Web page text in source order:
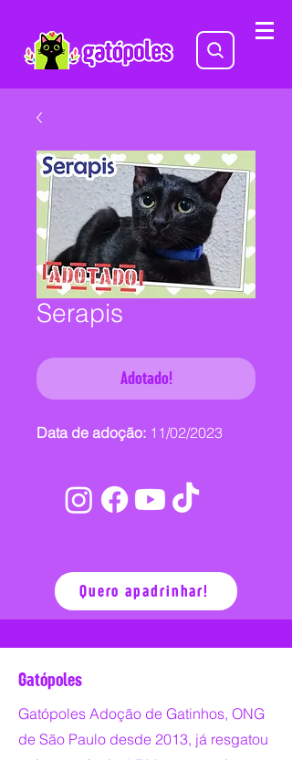
Serapis
Adotado!
Data de adoção: 11/02/2023
Quero apadrinhar!
Gatópoles
Gatópoles Adoção de Gatinhos, ONG
de São Paulo desde 2013, já resgatou